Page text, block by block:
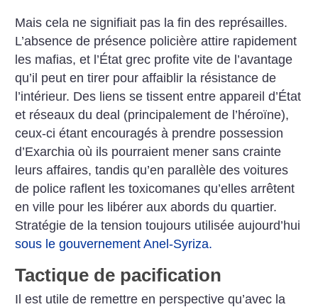
Mais cela ne signifiait pas la fin des représailles.
L’absence de présence policière attire rapidement
les mafias, et l’État grec profite vite de l’avantage
qu’il peut en tirer pour affaiblir la résistance de
l’intérieur. Des liens se tissent entre appareil d’État
et réseaux du deal (principalement de l’héroïne),
ceux-ci étant encouragés à prendre possession
d’Exarchia où ils pourraient mener sans crainte
leurs affaires, tandis qu’en parallèle des voitures
de police raflent les toxicomanes qu’elles arrêtent
en ville pour les libérer aux abords du quartier.
Stratégie de la tension toujours utilisée aujourd’hui
sous le gouvernement Anel-Syriza.
Tactique de pacification
Il est utile de remettre en perspective qu’avec la